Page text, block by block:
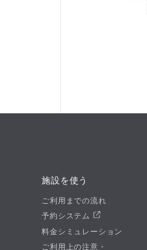
施設を使う
ご利用までの流れ
予約システム
料金シミュレーション
ご利用上の注意・